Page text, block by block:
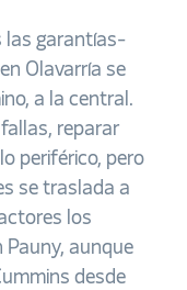
las garantías-
Olavarría se
a la central.
reparar
periférico, pero
se traslada a
los
Pauny, aunque
desde